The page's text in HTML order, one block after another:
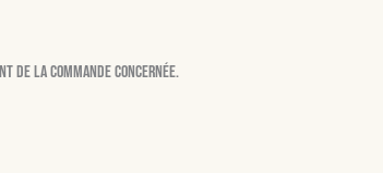
de la commande concernée.